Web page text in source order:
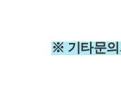
※ 기타문의